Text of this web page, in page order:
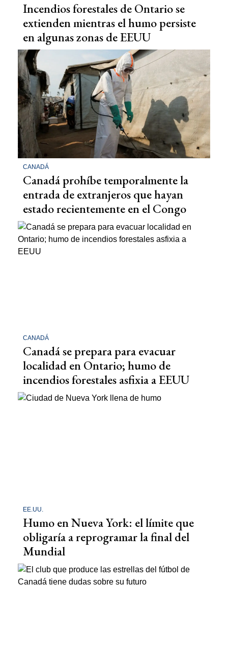
Incendios forestales de Ontario se
extienden mientras el humo persiste
en algunas zonas de EEUU
CANADÁ
Canadá prohíbe temporalmente la
entrada de extranjeros que hayan
estado recientemente en el Congo
CANADÁ
Canadá se prepara para evacuar
localidad en Ontario; humo de
incendios forestales asfixia a EEUU
EE.UU.
Humo en Nueva York: el límite que
obligaría a reprogramar la final del
Mundial